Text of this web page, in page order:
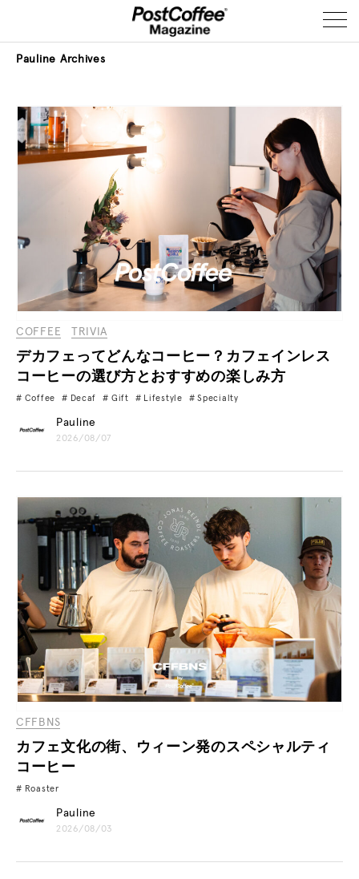
Pauline Archives
COFFEE TRIVIA
デカフェってどんなコーヒー？カフェインレス
コーヒーの選び方とおすすめの楽しみ方
Coffee Decaf Gift Lifestyle Specialty
Pauline
2026/08/07
CFFBNS
カフェ文化の街、ウィーン発のスペシャルティ
コーヒー
Roaster
Pauline
2026/08/03